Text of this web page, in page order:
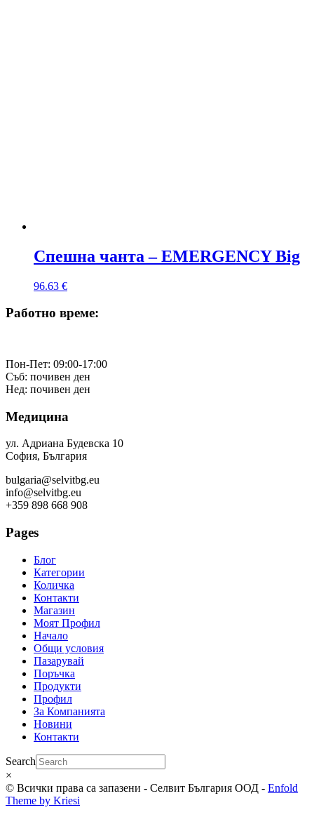
Спешна чанта – EMERGENCY Big
96.63 €
Работно време:
Пон-Пет: 09:00-17:00
Съб: почивен ден
Нед: почивен ден
Медицина
ул. Адриана Будевска 10
София, България
bulgaria@selvitbg.eu
info@selvitbg.eu
+359 898 668 908
Pages
Блог
Категории
Количка
Контакти
Магазин
Моят Профил
Начало
Общи условия
Пазарувай
Поръчка
Продукти
Профил
За Компанията
Новини
Контакти
Search
×
© Всички права са запазени - Селвит България ООД - Enfold
Theme by Kriesi